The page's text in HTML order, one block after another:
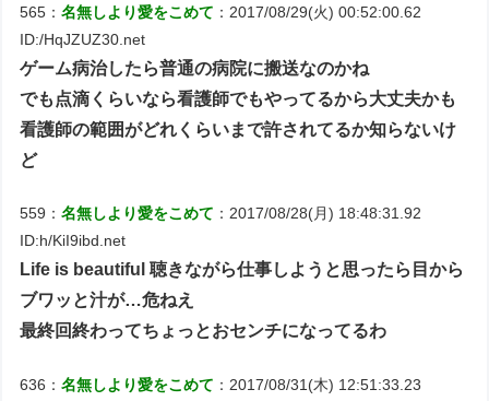
565：名無しより愛をこめて ：2017/08/29(火) 00:52:00.62
ID:/HqJZUZ30.net
ゲーム病治したら普通の病院に搬送なのかね
でも点滴くらいなら看護師でもやってるから大丈夫かも
看護師の範囲がどれくらいまで許されてるか知らないけ
ど
559：名無しより愛をこめて ：2017/08/28(月) 18:48:31.92
ID:h/KiI9ibd.net
Life is beautiful 聴きながら仕事しようと思ったら目から
ブワッと汁が…危ねえ
最終回終わってちょっとおセンチになってるわ
636：名無しより愛をこめて ：2017/08/31(木) 12:51:33.23